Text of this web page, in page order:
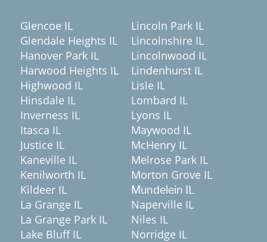
Glencoe IL
Glendale Heights IL
Hanover Park IL
Harwood Heights IL
Highwood IL
Hinsdale IL
Inverness IL
Itasca IL
Justice IL
Kaneville IL
Kenilworth IL
Kildeer IL
La Grange IL
La Grange Park IL
Lake Bluff IL
Lincoln Park IL
Lincolnshire IL
Lincolnwood IL
Lindenhurst IL
Lisle IL
Lombard IL
Lyons IL
Maywood IL
McHenry IL
Melrose Park IL
Morton Grove IL
Mundelein IL
Naperville IL
Niles IL
Norridge IL